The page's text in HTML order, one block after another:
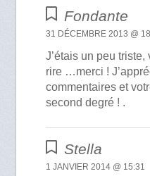
Fondante
31 DÉCEMBRE 2013 @
J’étais un peu triste,
rire …merci !
commentaires et
second degré ! .
Stella
1 JANVIER 2014 @ 15:31